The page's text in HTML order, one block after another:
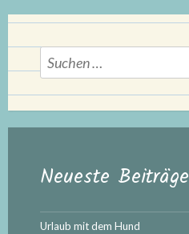
Suchen
nach:
Neueste Beiträge
Urlaub mit dem Hund